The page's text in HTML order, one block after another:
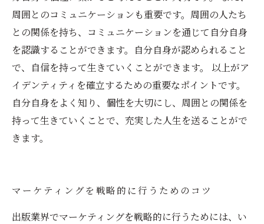
周囲とのコミュニケーションも重要です。周囲の人たち
との関係を持ち、コミュニケーションを通じて自分自身
を認識することができます。自分自身が認められること
で、自信を持って生きていくことができます。 以上がア
イデンティティを確立するための重要なポイントです。
自分自身をよく知り、個性を大切にし、周囲との関係を
持って生きていくことで、充実した人生を送ることがで
きます。
マーケティングを戦略的に行うためのコツ
出版業界でマーケティングを戦略的に行うためには、い